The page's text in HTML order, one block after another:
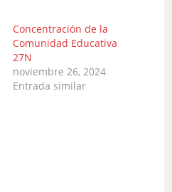
Concentración de la
Comunidad Educativa
27N
noviembre 26, 2024
Entrada similar